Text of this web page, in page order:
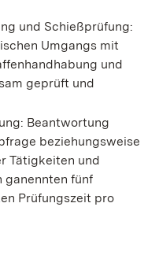
und Schießprüfung:
Umgangs mit
und
geprüft und
Beantwortung
beziehungsweise
Tätigkeiten und
ganennten fünf
Prüfungszeit pro